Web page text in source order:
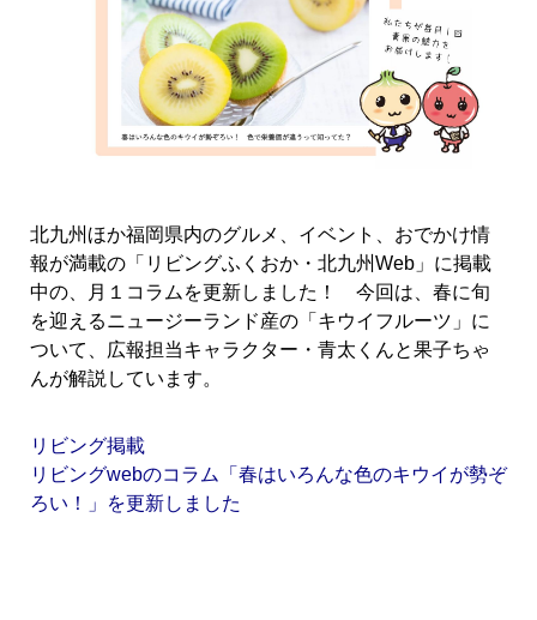
北九州ほか福岡県内のグルメ、イベント、おでかけ情
報が満載の「リビングふくおか・北九州Web」に掲載
中の、月１コラムを更新しました！ 今回は、春に旬
を迎えるニュージーランド産の「キウイフルーツ」に
ついて、広報担当キャラクター・青太くんと果子ちゃ
んが解説しています。
リビング掲載
リビングwebのコラム「春はいろんな色のキウイが勢ぞ
ろい！」を更新しました